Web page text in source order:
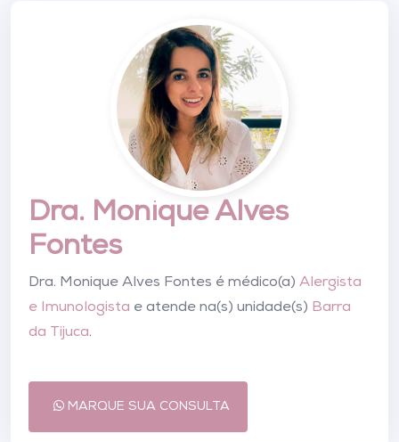
Dra. Monique Alves
Fontes
Dra. Monique Alves Fontes é médico(a) Alergista
e Imunologista e atende na(s) unidade(s) Barra
da Tijuca.
MARQUE SUA CONSULTA